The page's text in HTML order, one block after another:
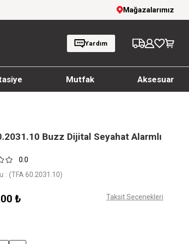
1000 TL ve üzeri siparişlerde ücretsiz kargo
Mağazalarımız
Yardım
Mutfak Aksesuar
Buzz Dijital Seyahat Alarmlı
0.0
(TFA 60.2031.10)
₺ Taksit Seçenekleri